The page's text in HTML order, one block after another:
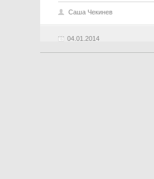
04.01.2014
Саша Чекинев